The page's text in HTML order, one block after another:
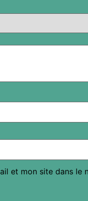
et mon site dans